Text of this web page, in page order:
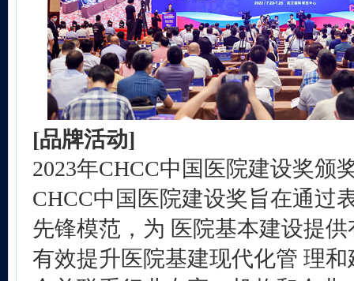
[品牌活动]
2023年CHCC中国医院建设奖颁
CHCC中国医院建设奖旨在通过
先锋模范，为 医院基本建设提
有效提升医院基建现代化管 理